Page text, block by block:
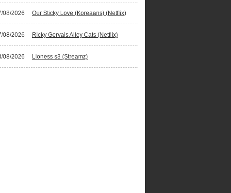
08/2026 Our Sticky Love (Koreaans) (Netflix)
08/2026 Ricky Gervais Alley Cats (Netflix)
08/2026 Lioness s3 (Streamz)